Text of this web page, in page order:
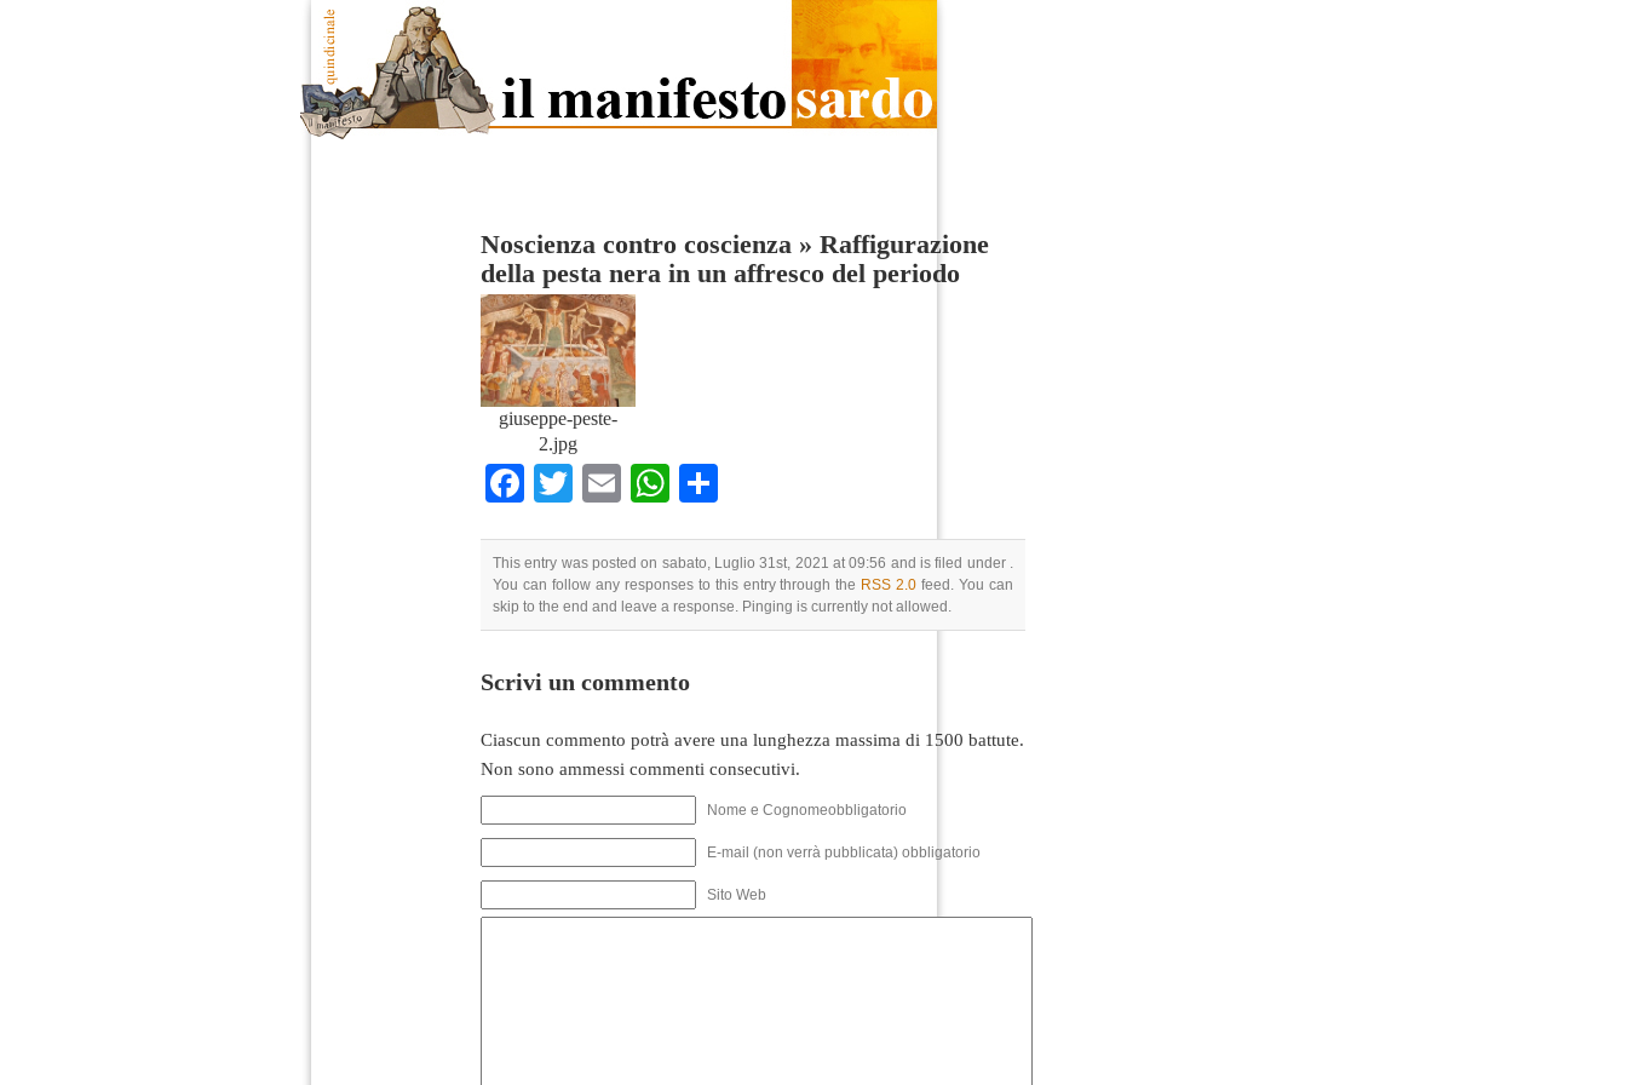
Noscienza contro coscienza » Raffigurazione
della pesta nera in un affresco del periodo
giuseppe-peste-
2.jpg
Facebook
TwitterEmailWhatsApp
This entry was posted on sabato, Luglio 31st, 2021 at 09:56 and is filed under .
You can follow any responses to this entry through the RSS 2.0 feed. You can
skip to the end and leave a response. Pinging is currently not allowed.
Scrivi un commento
Ciascun commento potrà avere una lunghezza massima di 1500 battute.
Non sono ammessi commenti consecutivi.
Nome e Cognomeobbligatorio
E-mail (non verrà pubblicata) obbligatorio
Sito Web